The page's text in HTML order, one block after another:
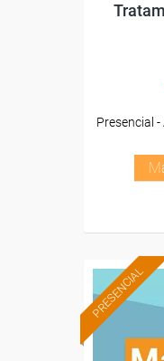
Presencial
PRESENCIAL